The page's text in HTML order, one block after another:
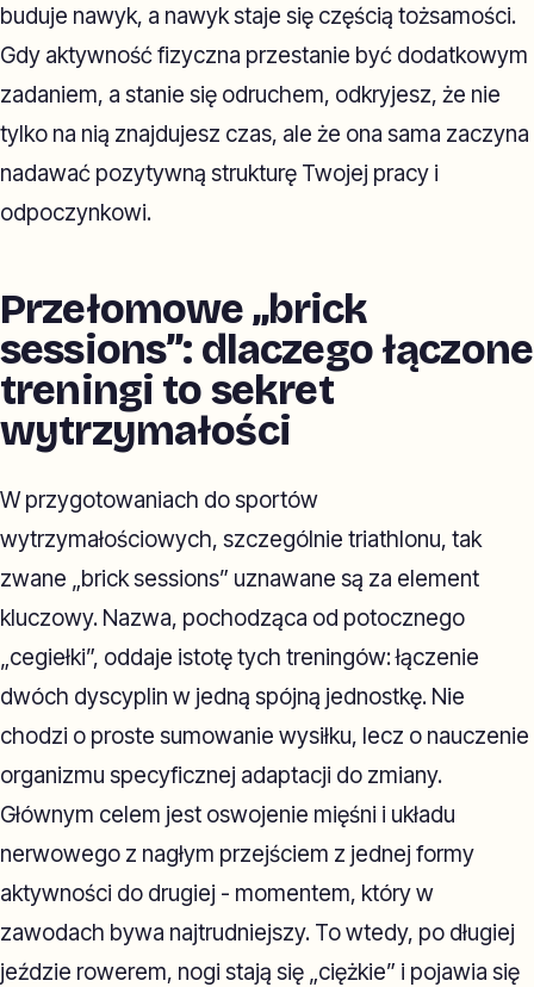
buduje nawyk, a nawyk staje się częścią tożsamości.
Gdy aktywność fizyczna przestanie być dodatkowym
zadaniem, a stanie się odruchem, odkryjesz, że nie
tylko na nią znajdujesz czas, ale że ona sama zaczyna
nadawać pozytywną strukturę Twojej pracy i
odpoczynkowi.
Przełomowe „brick
sessions”: dlaczego łączone
treningi to sekret
wytrzymałości
W przygotowaniach do sportów
wytrzymałościowych, szczególnie triathlonu, tak
zwane „brick sessions” uznawane są za element
kluczowy. Nazwa, pochodząca od potocznego
„cegiełki”, oddaje istotę tych treningów: łączenie
dwóch dyscyplin w jedną spójną jednostkę. Nie
chodzi o proste sumowanie wysiłku, lecz o nauczenie
organizmu specyficznej adaptacji do zmiany.
Głównym celem jest oswojenie mięśni i układu
nerwowego z nagłym przejściem z jednej formy
aktywności do drugiej - momentem, który w
zawodach bywa najtrudniejszy. To wtedy, po długiej
jeździe rowerem, nogi stają się „ciężkie” i pojawia się